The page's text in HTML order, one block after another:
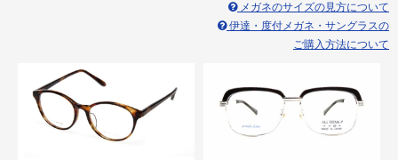
メガネのサイズの見方について
伊達・度付メガネ・サングラスの
ご購入方法について